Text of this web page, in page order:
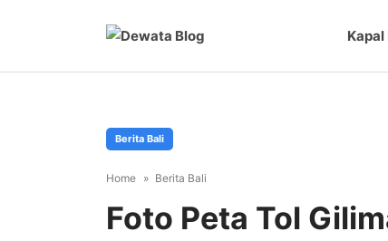
Kapal
Berita Bali
Home Berita Bali
Foto Peta Tol